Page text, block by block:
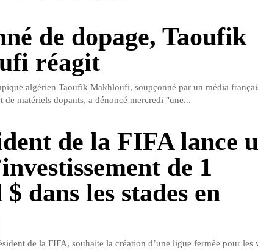
de dopage, Taoufik
réagit
algérien Taoufik Makhloufi, soupçonné par un média
de matériels dopants, a dénoncé mercredi "une...
de la FIFA lance
de 1
dans les stades en
de la FIFA, souhaite la création d’une ligue fermée pour les